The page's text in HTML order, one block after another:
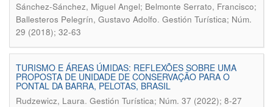
Sánchez-Sánchez, Miguel Angel; Belmonte Serrato, Francisco;
Ballesteros Pelegrín, Gustavo Adolfo. Gestión Turística; Núm.
29 (2018); 32-63
TURISMO E ÁREAS ÚMIDAS: REFLEXÕES SOBRE UMA
PROPOSTA DE UNIDADE DE CONSERVAÇÃO PARA O
PONTAL DA BARRA, PELOTAS, BRASIL
Rudzewicz, Laura. Gestión Turística; Núm. 37 (2022); 8-27